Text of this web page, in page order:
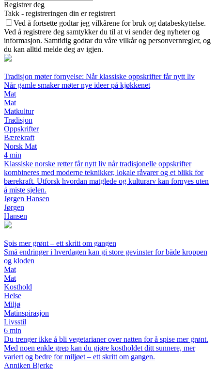
Registrer deg
Takk - registreringen din er registrert
Ved å fortsette godtar jeg vilkårene for bruk og databeskyttelse.
Ved å registrere deg samtykker du til at vi sender deg nyheter og
informasjon. Samtidig godtar du våre vilkår og personvernregler, og
du kan alltid melde deg av igjen.
Tradisjon møter fornyelse: Når klassiske oppskrifter får nytt liv
Når gamle smaker møter nye ideer på kjøkkenet
Mat
Mat
Matkultur
Tradisjon
Oppskrifter
Bærekraft
Norsk Mat
4 min
Klassiske norske retter får nytt liv når tradisjonelle oppskrifter
kombineres med moderne teknikker, lokale råvarer og et blikk for
bærekraft. Utforsk hvordan matglede og kulturarv kan fornyes uten
å miste sjelen.
Jørgen Hansen
Jørgen
Hansen
Spis mer grønt – ett skritt om gangen
Små endringer i hverdagen kan gi store gevinster for både kroppen
og kloden
Mat
Mat
Kosthold
Helse
Miljø
Matinspirasjon
Livsstil
6 min
Du trenger ikke å bli vegetarianer over natten for å spise mer grønt.
Med noen enkle grep kan du gjøre kostholdet ditt sunnere, mer
variert og bedre for miljøet – ett skritt om gangen.
Anniken Bjerke